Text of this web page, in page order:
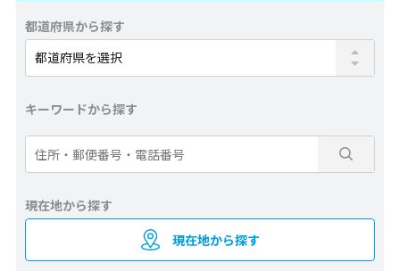
都道府県から探す
キーワードから探す
現在地から探す
現在地から探す